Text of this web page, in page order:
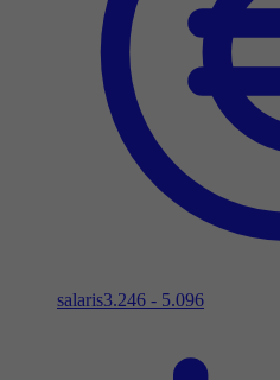
salaris3.246 - 5.096